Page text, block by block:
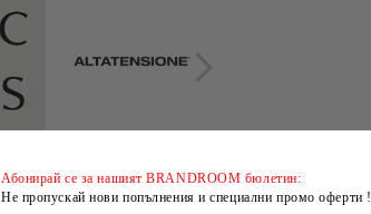
Абонирай се за нашият BRANDROOM бюлетин:
Не пропускай нови попълнения и специални промо оферти !